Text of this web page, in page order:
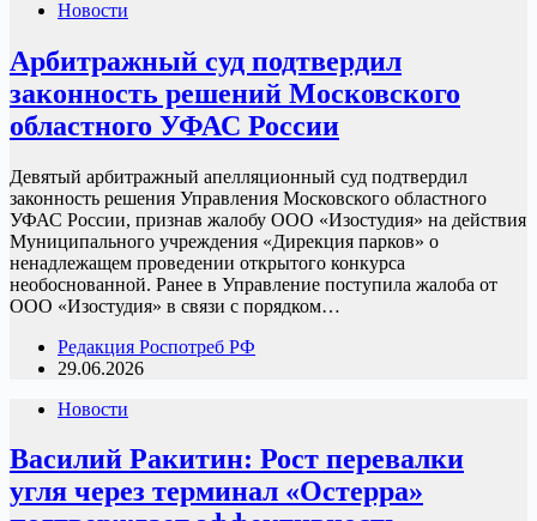
Новости
Арбитражный суд подтвердил
законность решений Московского
областного УФАС России
Девятый арбитражный апелляционный суд подтвердил
законность решения Управления Московского областного
УФАС России, признав жалобу ООО «Изостудия» на действия
Муниципального учреждения «Дирекция парков» о
ненадлежащем проведении открытого конкурса
необоснованной. Ранее в Управление поступила жалоба от
ООО «Изостудия» в связи с порядком…
Редакция Роспотреб РФ
29.06.2026
Новости
Василий Ракитин: Рост перевалки
угля через терминал «Остерра»